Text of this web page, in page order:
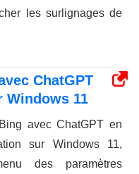
les surlignages de
ChatGPT
Windows 11
avec ChatGPT en
sur Windows 11,
des paramètres